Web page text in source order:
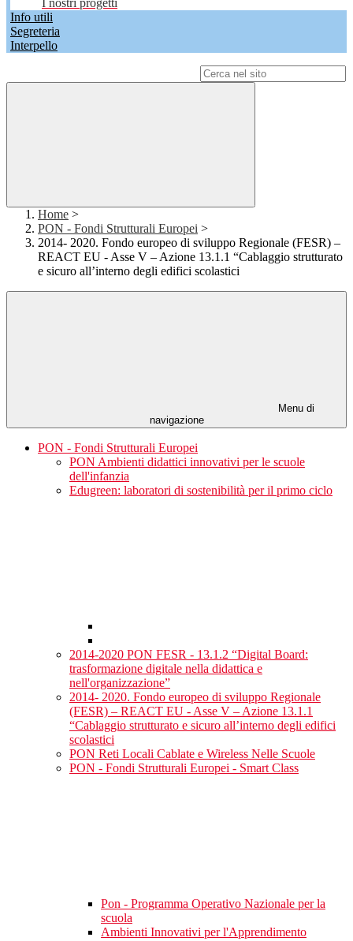
I nostri progetti
Info utili
Segreteria
Interpello
Home >
PON - Fondi Strutturali Europei >
2014- 2020. Fondo europeo di sviluppo Regionale (FESR) –
REACT EU - Asse V – Azione 13.1.1 “Cablaggio strutturato
e sicuro all’interno degli edifici scolastici
Menu di
navigazione
PON - Fondi Strutturali Europei
PON Ambienti didattici innovativi per le scuole
dell'infanzia
Edugreen: laboratori di sostenibilità per il primo ciclo
2014-2020 PON FESR - 13.1.2 “Digital Board:
trasformazione digitale nella didattica e
nell'organizzazione”
2014- 2020. Fondo europeo di sviluppo Regionale
(FESR) – REACT EU - Asse V – Azione 13.1.1
“Cablaggio strutturato e sicuro all’interno degli edifici
scolastici
PON Reti Locali Cablate e Wireless Nelle Scuole
PON - Fondi Strutturali Europei - Smart Class
Pon - Programma Operativo Nazionale per la
scuola
Ambienti Innovativi per l'Apprendimento